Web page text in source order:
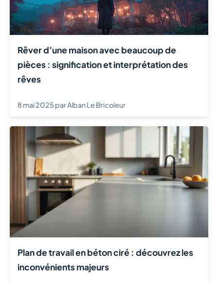
Rêver d’une maison avec beaucoup de
pièces : signification et interprétation des
rêves
8 mai 2025 parAlban Le Bricoleur
Plan de travail en béton ciré : découvrez les
inconvénients majeurs